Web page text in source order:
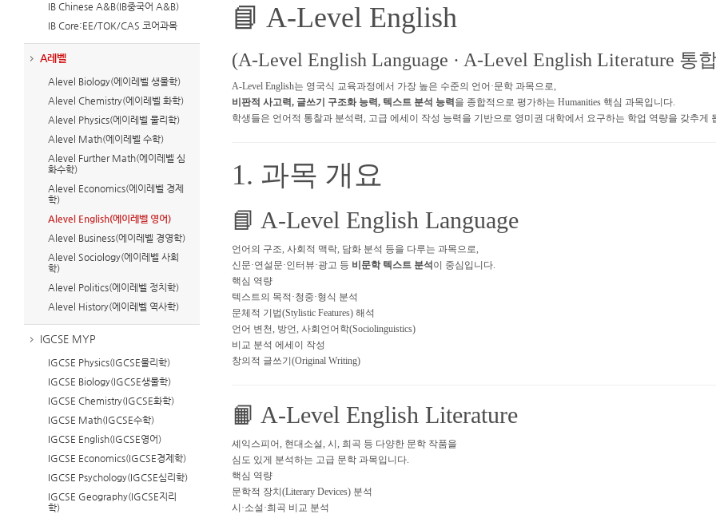
IB Chinese A&B(IB중국어 A&B)
IB Core:EE/TOK/CAS 코어과목
A레벨
Alevel Biology(에이레벨 생물학)
Alevel Chemistry(에이레벨 화학)
Alevel Physics(에이레벨 물리학)
Alevel Math(에이레벨 수학)
Alevel Further Math(에이레벨 심
화수학)
Alevel Economics(에이레벨 경제
학)
Alevel English(에이레벨 영어)
Alevel Business(에이레벨 경영학)
Alevel Sociology(에이레벨 사회
학)
Alevel Politics(에이레벨 정치학)
Alevel History(에이레벨 역사학)
IGCSE MYP
IGCSE Physics(IGCSE물리학)
IGCSE Biology(IGCSE생물학)
IGCSE Chemistry(IGCSE화학)
IGCSE Math(IGCSE수학)
IGCSE English(IGCSE영어)
IGCSE Economics(IGCSE경제학)
IGCSE Psychology(IGCSE심리학)
IGCSE Geography(IGCSE지리
학)
📘 A-Level English
(A-Level English Language · A-Level English Literature 통
A-Level English는 영국식 교육과정에서 가장 높은 수준의 언어·문학 과목으로,
비판적 사고력, 글쓰기 구조화 능력, 텍스트 분석 능력 을 종합적으로 평가하는 Humanities 핵심 과목입니다.
학생들은 언어적 통찰과 분석력, 고급 에세이 작성 능력을 기반으로 영미권 대학에서 요구하는 학업 역량을 갖추게
1. 과목 개요
📘 A-Level English Language
언어의 구조, 사회적 맥락, 담화 분석 등을 다루는 과목으로,
신문·연설문·인터뷰·광고 등 비문학 텍스트 분석 이 중심입니다.
핵심 역량
텍스트의 목적·청중·형식 분석
문체적 기법(Stylistic Features) 해석
언어 변천, 방언, 사회언어학(Sociolinguistics)
비교 분석 에세이 작성
창의적 글쓰기(Original Writing)
📙 A-Level English Literature
셰익스피어, 현대소설, 시, 희곡 등 다양한 문학 작품을
심도 있게 분석하는 고급 문학 과목입니다.
핵심 역량
문학적 장치(Literary Devices) 분석
시·소설·희곡 비교 분석